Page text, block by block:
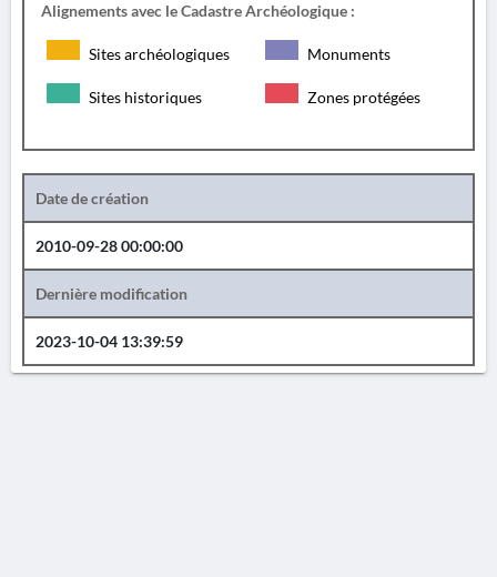
Alignements avec le Cadastre Archéologique :
Sites archéologiques Monuments
Sites historiques Zones protégées
Date de création
2010-09-28 00:00:00
Dernière modification
2023-10-04 13:39:59